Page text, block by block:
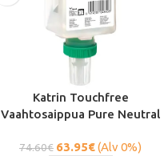
Katrin Touchfree
Vaahtosaippua Pure Neutral
74.60€ 63.95€(Alv 0%)